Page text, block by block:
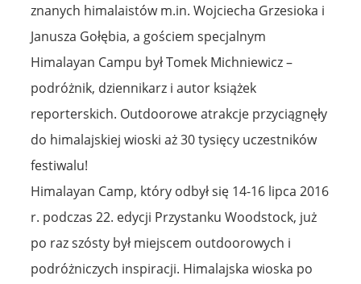
znanych himalaistów m.in. Wojciecha Grzesioka i
Janusza Gołębia, a gościem specjalnym
Himalayan Campu był Tomek Michniewicz –
podróżnik, dziennikarz i autor książek
reporterskich. Outdoorowe atrakcje przyciągnęły
do himalajskiej wioski aż 30 tysięcy uczestników
festiwalu!
Himalayan Camp, który odbył się 14-16 lipca 2016
r. podczas 22. edycji Przystanku Woodstock, już
po raz szósty był miejscem outdoorowych i
podróżniczych inspiracji. Himalajska wioska po